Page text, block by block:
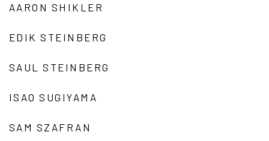
AARON SHIKLER
EDIK STEINBERG
SAUL STEINBERG
ISAO SUGIYAMA
SAM SZAFRAN